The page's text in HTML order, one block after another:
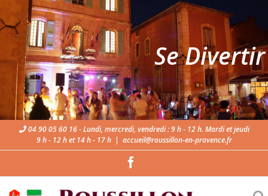
Se Divertir
04 90 05 60 16 - Lundi, mercredi, vendredi : 9 h - 12 h. Mardi et jeudi
9 h - 12 h et 14 h - 17 h | accueil@roussillon-en-provence.fr